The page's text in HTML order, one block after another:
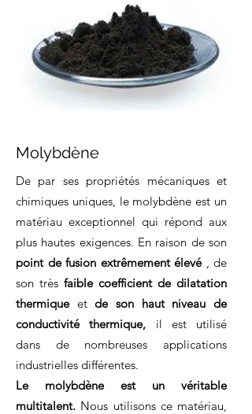
Molybdène
De par ses propriétés mécaniques et
chimiques uniques, le molybdène est un
matériau exceptionnel qui répond aux
plus hautes exigences. En raison de son
point de fusion extrêmement élevé, de
son très faible coefficient de dilatation
thermiqueetde son haut niveau de
conductivité thermique, il est utilisé
dans de nombreuses applications
industrielles différentes.
Le molybdène est un véritable
multitalent. Nous utilisons ce matériau,